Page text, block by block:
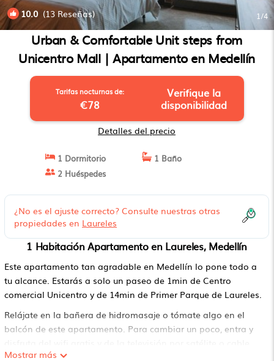
10.0(13 Reseñas) 1/4
Urban & Comfortable Unit steps from
Unicentro Mall | Apartamento en Medellín
Tarifas nocturnas de:
€78
Verifique la
disponibilidad
Detalles del precio
1 Dormitorio
1 Baño
2 Huéspedes
¿No es el ajuste correcto? Consulte nuestras otras
propiedades en Laureles
1 Habitación Apartamento en Laureles, Medellín
Este apartamento tan agradable en Medellín lo pone todo a
tu alcance. Estarás a solo un paseo de 1min de Centro
comercial Unicentro y de 14min de Primer Parque de Laureles.
Relájate en la bañera de hidromasaje o tómate algo en el
balcón de este apartamento. Para cambiar un poco, entra y
Mostrar más